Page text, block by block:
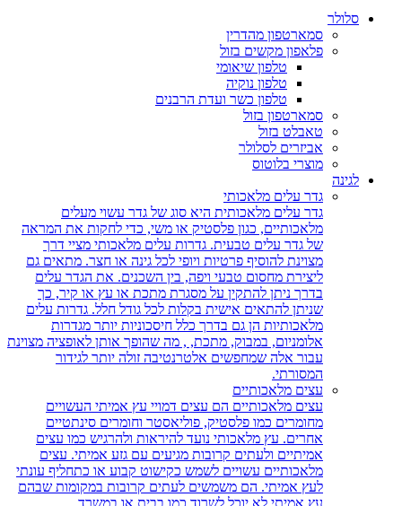
סלולר
סמארטפון מהדרין
פלאפון מקשים בזול
טלפון שיאומי
טלפון נוקיה
טלפון כשר ועדת הרבנים
סמארטפון בזול
טאבלט בזול
אביזרים לסלולר
מוצרי בלוטוס
לגינה
גדר עלים מלאכותי
גדר עלים מלאכותית היא סוג של גדר עשוי מעלים
מלאכותיים, כגון פלסטיק או משי, כדי לחקות את המראה
של גדר עלים טבעית. גדרות עלים מלאכותי מציי דרך
מצוינת להוסיף פרטיות ויופי לכל גינה או חצר. מתאים גם
ליצירת מחסום טבעי ויפה, בין השכנים. את הגדר עלים
בדרך ניתן להתקין על מסגרת מתכת או עץ או קיר, כך
שניתן להתאים אישית בקלות לכל גודל חלל. גדרות עלים
מלאכותיות הן גם בדרך כלל חיסכוניות יותר מגדרות
אלומניום, במבוק, מתכת, , מה שהופך אותן לאופציה מצוינת
עבור אלה שמחפשים אלטרנטיבה זולה יותר לגידור
המסורתי.
עצים מלאכותיים
עצים מלאכותיים הם עצים דמויי עץ אמיתי העשויים
מחומרים כמו פלסטיק, פוליאסטר וחומרים סינתטיים
אחרים. עץ מלאכותי נועד להיראות ולהרגיש כמו עצים
אמיתיים ולעתים קרובות מגיעים עם גזע אמיתי. עצים
מלאכותיים עשויים לשמש כקישוט קבוע או כתחליף עונתי
לעץ אמיתי. הם משמשים לעתים קרובות במקומות שבהם
עץ אמיתי לא יוכל לשרוד כמו בבית או במשרד.